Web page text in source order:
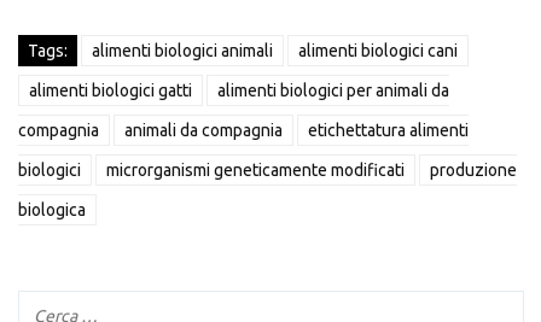
Tags: alimenti biologici animali alimenti biologici cani
alimenti biologici gatti alimenti biologici per animali da
compagnia animali da compagnia etichettatura alimenti
biologici microrganismi geneticamente modificati produzione
biologica